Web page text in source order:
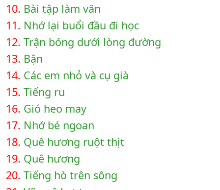
10. Bài tập làm văn
11. Nhớ lại buổi đầu đi học
12. Trận bóng dưới lòng đường
13. Bận
14. Các em nhỏ và cụ già
15. Tiếng ru
16. Gió heo may
17. Nhớ bé ngoan
18. Quê hương ruột thịt
19. Quê hương
20. Tiếng hò trên sông